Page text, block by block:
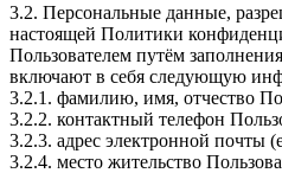
3.2. Персональные данные,
настоящей Политики
Пользователем путём
включают в себя следующую
3.2.1. фамилию, имя, отчество
3.2.2. контактный телефон
3.2.3. адрес электронной почты
3.2.4. место жительство